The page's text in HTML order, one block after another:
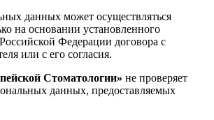
данных может осуществляться
на основании установленного
Федерации договора с
или с его согласия.
Стоматологии» не проверяет
данных, предоставляемых